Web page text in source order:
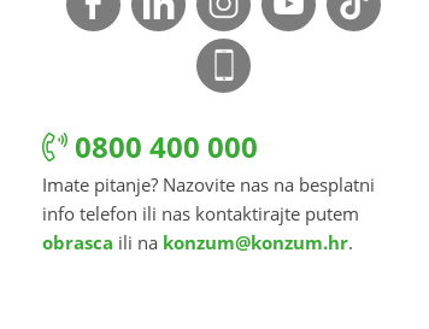
0800 400 000
Imate pitanje? Nazovite nas na besplatni
info telefon ili nas kontaktirajte putem
obrasca ili na konzum@konzum.hr.